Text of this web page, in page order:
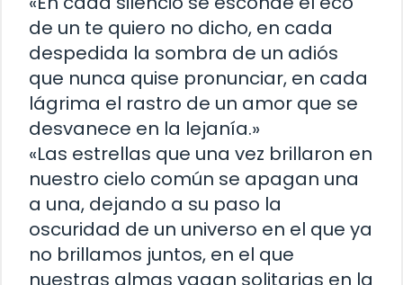
de un te quiero no dicho, en cada
despedida la sombra de un adiós
que nunca quise pronunciar, en cada
lágrima el rastro de un amor que se
desvanece en la lejanía.»
«Las estrellas que una vez brillaron en
nuestro cielo común se apagan una
a una, dejando a su paso la
oscuridad de un universo en el que ya
no brillamos juntos, en el que
nuestras almas vagan solitarias en la